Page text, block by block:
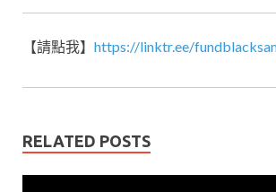
【請點我】 https://linktr.ee/
RELATED POSTS